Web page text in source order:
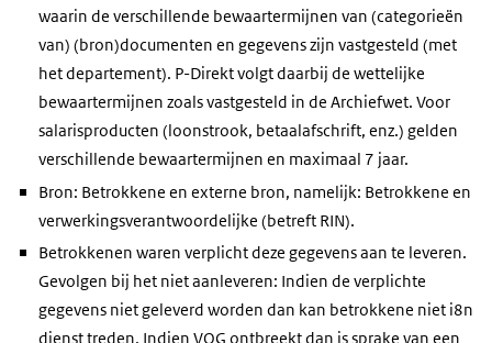
waarin de verschillende bewaartermijnen van (categorieën
van) (bron)documenten en gegevens zijn vastgesteld (met
het departement). P-Direkt volgt daarbij de wettelijke
bewaartermijnen zoals vastgesteld in de Archiefwet. Voor
salarisproducten (loonstrook, betaalafschrift, enz.) gelden
verschillende bewaartermijnen en maximaal 7 jaar.
Bron: Betrokkene en externe bron, namelijk: Betrokkene en
verwerkingsverantwoordelijke (betreft RIN).
Betrokkenen waren verplicht deze gegevens aan te leveren.
Gevolgen bij het niet aanleveren: Indien de verplichte
gegevens niet geleverd worden dan kan betrokkene niet i8n
dienst treden. Indien VOG ontbreekt dan is sprake van een